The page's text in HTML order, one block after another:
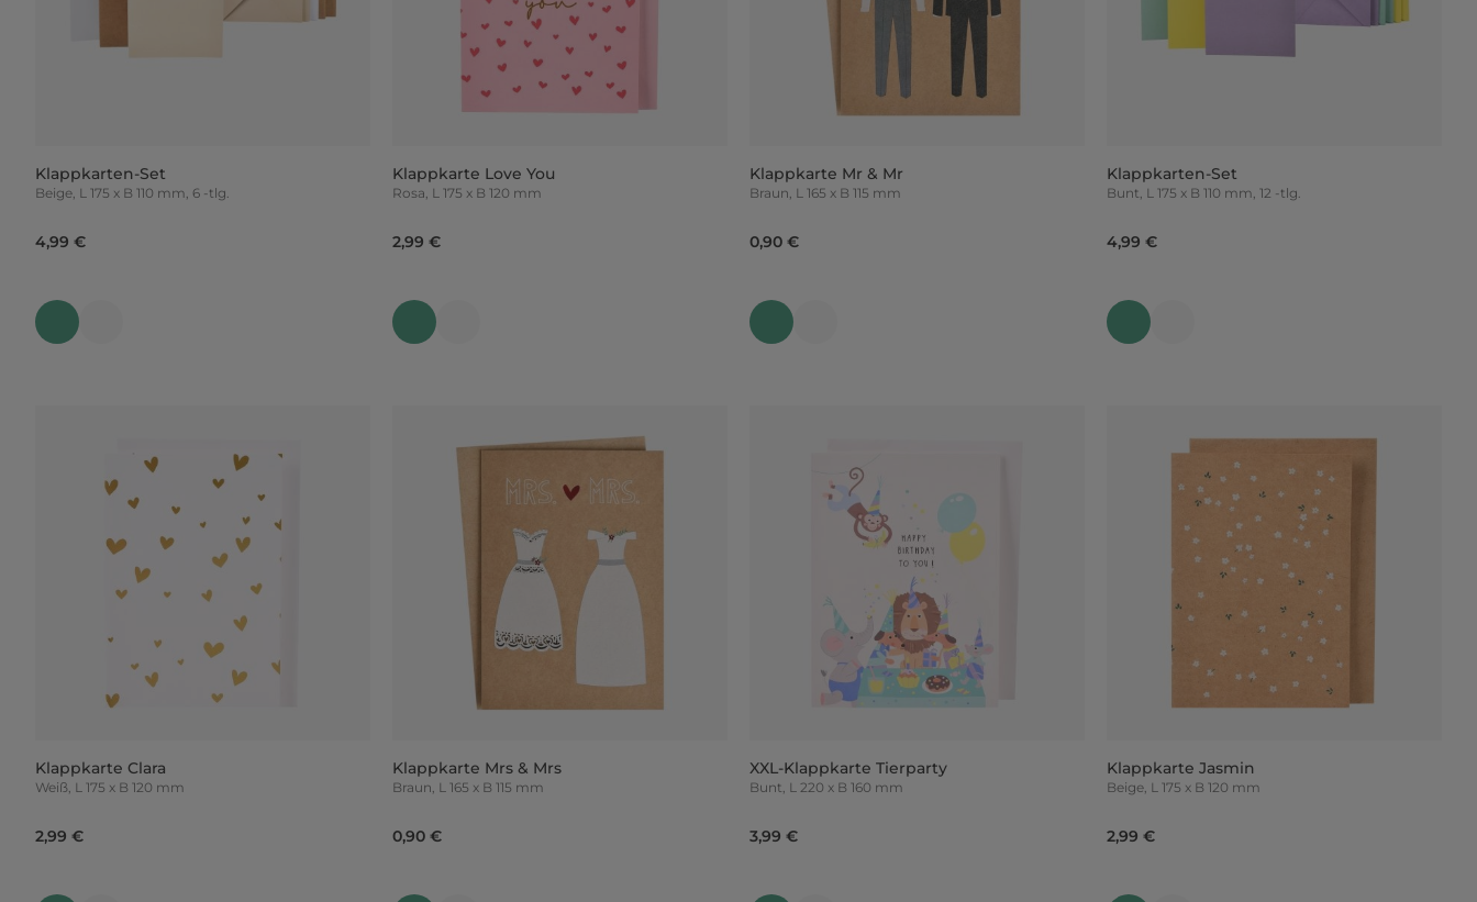
Klappkarten-Set
Beige, L 175 x B 110 mm, 6 -tlg.
4,99 €
Klappkarte Love You
Rosa, L 175 x B 120 mm
2,99 €
Klappkarte Mr & Mr
Braun, L 165 x B 115 mm
0,90 €
Klappkarten-Set
Bunt, L 175 x B 110 mm, 12 -tlg.
4,99 €
Klappkarte Clara
Weiß, L 175 x B 120 mm
2,99 €
Klappkarte Mrs & Mrs
Braun, L 165 x B 115 mm
0,90 €
XXL-Klappkarte Tierparty
Bunt, L 220 x B 160 mm
3,99 €
Klappkarte Jasmin
Beige, L 175 x B 120 mm
2,99 €